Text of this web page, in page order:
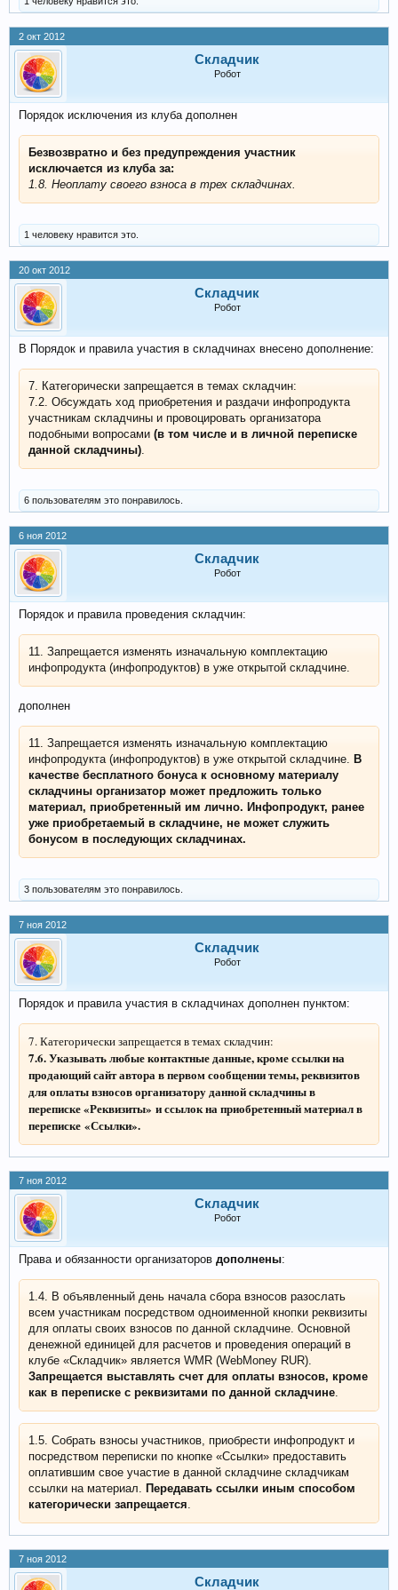
2 окт 2012
Складчик
Робот
Порядок исключения из клуба дополнен
Безвозвратно и без предупреждения участник
исключается из клуба за:
1.8. Неоплату своего взноса в трех складчинах.
1 человеку нравится это.
20 окт 2012
Складчик
Робот
В Порядок и правила участия в складчинах внесено дополнение:
7. Категорически запрещается в темах складчин:
7.2. Обсуждать ход приобретения и раздачи инфопродукта
участникам складчины и провоцировать организатора
подобными вопросами (в том числе и в личной переписке
данной складчины).
6 пользователям это понравилось.
6 ноя 2012
Складчик
Робот
Порядок и правила проведения складчин:
11. Запрещается изменять изначальную комплектацию
инфопродукта (инфопродуктов) в уже открытой складчине.
дополнен
11. Запрещается изменять изначальную комплектацию
инфопродукта (инфопродуктов) в уже открытой складчине. В
качестве бесплатного бонуса к основному материалу
складчины организатор может предложить только
материал, приобретенный им лично. Инфопродукт, ранее
уже приобретаемый в складчине, не может служить
бонусом в последующих складчинах.
3 пользователям это понравилось.
7 ноя 2012
Складчик
Робот
Порядок и правила участия в складчинах дополнен пунктом:
7. Категорически запрещается в темах складчин:
7.6. Указывать любые контактные данные, кроме ссылки на
продающий сайт автора в первом сообщении темы, реквизитов
для оплаты взносов организатору данной складчины в
переписке«Реквизиты» и ссылок на приобретенный материал в
переписке «Ссылки».
7 ноя 2012
Складчик
Робот
Права и обязанности организаторов дополнены:
1.4. В объявленный день начала сбора взносов разослать
всем участникам посредством одноименной кнопки реквизиты
для оплаты своих взносов по данной складчине. Основной
денежной единицей для расчетов и проведения операций в
клубе «Складчик» является WMR (WebMoney RUR).
Запрещается выставлять счет для оплаты взносов, кроме
как в переписке с реквизитами по данной складчине.
1.5. Собрать взносы участников, приобрести инфопродукт и
посредством переписки по кнопке «Ссылки» предоставить
оплатившим свое участие в данной складчине складчикам
ссылки на материал. Передавать ссылки иным способом
категорически запрещается.
7 ноя 2012
Складчик